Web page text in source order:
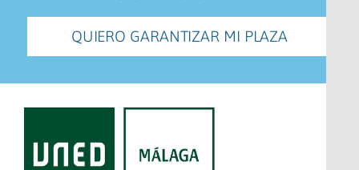
QUIERO GARANTIZAR MI PLAZA